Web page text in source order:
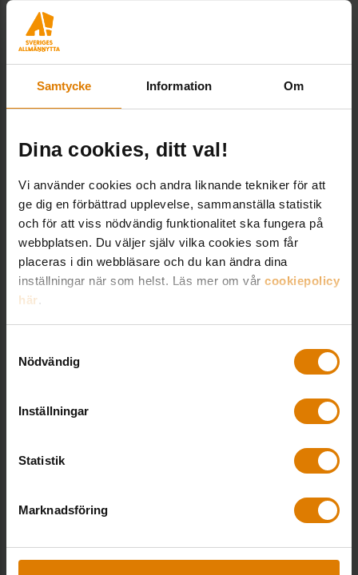
Samtycke Information Om
Dina cookies, ditt val!
Vi använder cookies och andra liknande tekniker för att
ge dig en förbättrad upplevelse, sammanställa statistik
och för att viss nödvändig funktionalitet ska fungera på
webbplatsen. Du väljer själv vilka cookies som får
placeras i din webbläsare och du kan ändra dina
inställningar när som helst. Läs mer om vår cookiepolicy
här.
Nödvändig
Inställningar
Statistik
Marknadsföring
oktober 2026, vilket medfört ökade
administrativa kostnader och merarbete med att
kommunicera förändringen till sina hyresgäster.
LÄNKAR OCH DOKUMENT
Nyhetsartikel: Ny utredning skapar osäkerhet
om moms på parkeringsplatser
Nyhetsartikel: Finansministern vill sätta p för
Debattartikel i Dagens Industri: Sätt stopp för
Skatteverkets osäkra tolkningar